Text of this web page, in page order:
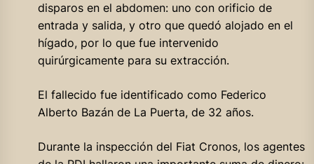
disparos en el abdomen: uno con orificio de
entrada y salida, y otro que quedó alojado en el
hígado, por lo que fue intervenido
quirúrgicamente para su extracción.
El fallecido fue identificado como Federico
Alberto Bazán de La Puerta, de 32 años.
Durante la inspección del Fiat Cronos, los agentes